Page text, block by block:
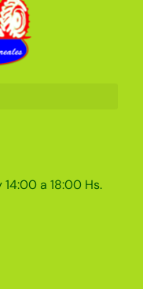
a 18:00 Hs.